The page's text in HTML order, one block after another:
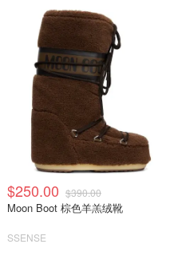
$250.00 $390.00
Moon Boot 棕色羊羔绒靴
SSENSE